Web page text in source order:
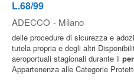
L.68/99
ADECCO - Milano
delle procedure di sicurezza e
tutela propria e degli altri
aeroportuali stagionali durante il
Appartenenza alle Categorie